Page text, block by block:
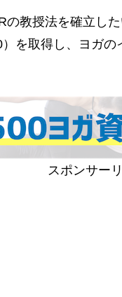
の教授法を確立し
）を取得し、ヨガ
スポンサー